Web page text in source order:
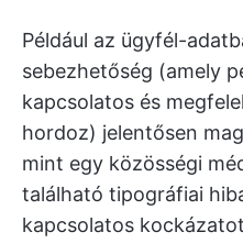
Például az ügyfél-
sebezhetőség (amely
kapcsolatos és
hordoz) jelentősen
mint egy közösségi
található tipográfiai
kapcsolatos